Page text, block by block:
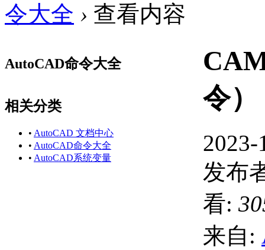
令大全 › 查看内容
AutoCAD命令大全
相关分类
• AutoCAD 文档中心
• AutoCAD命令大全
• AutoCAD系统变量
令）
2023-
发布
看:
来自: